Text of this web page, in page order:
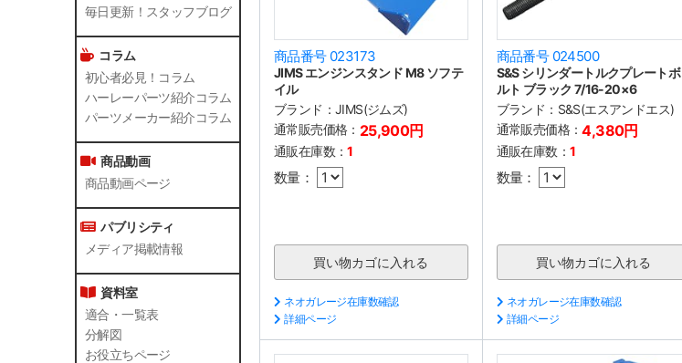
毎日更新！スタッフブログ
コラム
初心者必見！コラム
ハーレーパーツ紹介コラム
パーツメーカー紹介コラム
商品動画
商品動画ページ
パブリシティ
メディア掲載情報
資料室
適合・一覧表
分解図
お役立ちページ
商品番号 023173
JIMS エンジンスタンド M8 ソフテ
イル
ブランド： JIMS(ジムズ)
通常販売価格： 25,900円
通販在庫数：1
数量：
ネオガレージ在庫数確認
詳細ページ
商品番号 024500
S&S シリンダートルクプレートボ
ルト ブラック 7/16-20×6
ブランド： S&S(エスアンドエス)
通常販売価格：4,380円
通販在庫数： 1
数量：
ネオガレージ在庫数確認
詳細ページ